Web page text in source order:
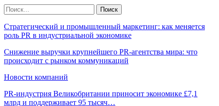
Стратегический и промышленный маркетинг: как меняется
роль PR в индустриальной экономике
Снижение выручки крупнейшего PR-агентства мира: что
происходит с рынком коммуникаций
Новости компаний
PR-индустрия Великобритании приносит экономике £7,1
млрд и поддерживает 95 тысяч…